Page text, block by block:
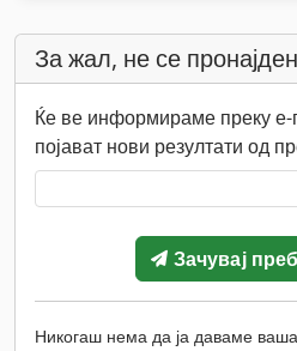
За жал, не се
Ќе ве информираме преку
појават нови резултати од
Зачувај
Никогаш нема да ја даваме